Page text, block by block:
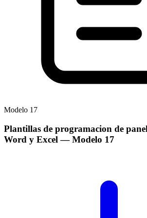
Modelo 17
Plantillas de programacion de
Word y Excel — Modelo 17